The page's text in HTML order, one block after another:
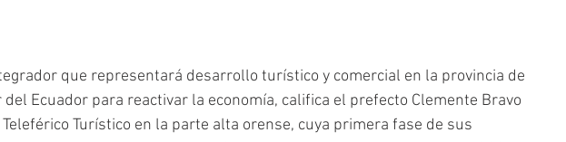
que representará desarrollo turístico y comercial en la provincia de
del Ecuador para reactivar la economía, califica el prefecto Clemente Bravo
Turístico en la parte alta orense, cuya primera fase de sus